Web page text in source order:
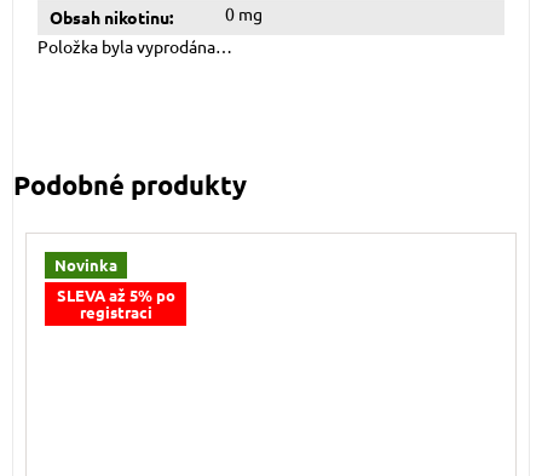
Obsah nikotinu:
0 mg
Položka byla vyprodána…
Novinka
SLEVA až 5% po
registraci